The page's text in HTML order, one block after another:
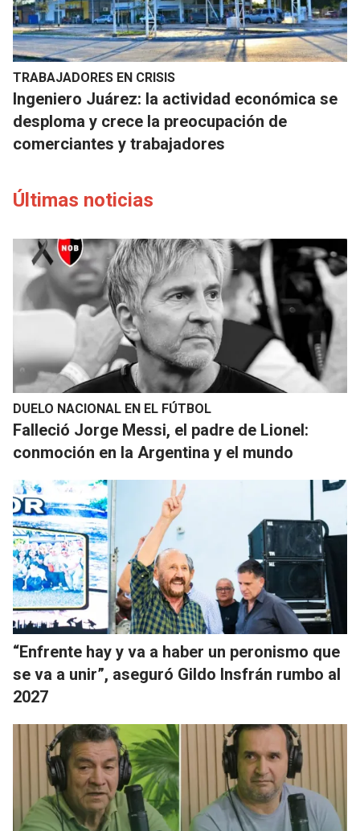
TRABAJADORES EN CRISIS
Ingeniero Juárez: la actividad económica se
desploma y crece la preocupación de
comerciantes y trabajadores
Últimas noticias
DUELO NACIONAL EN EL FÚTBOL
Falleció Jorge Messi, el padre de Lionel:
conmoción en la Argentina y el mundo
“Enfrente hay y va a haber un peronismo que
se va a unir”, aseguró Gildo Insfrán rumbo al
2027